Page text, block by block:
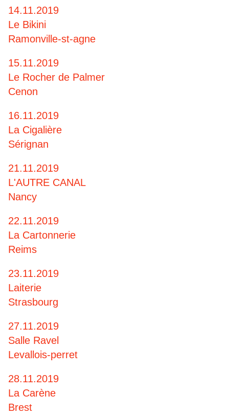
14.11.2019
Le Bikini
Ramonville-st-agne
15.11.2019
Le Rocher de Palmer
Cenon
16.11.2019
La Cigalière
Sérignan
21.11.2019
L'AUTRE CANAL
Nancy
22.11.2019
La Cartonnerie
Reims
23.11.2019
Laiterie
Strasbourg
27.11.2019
Salle Ravel
Levallois-perret
28.11.2019
La Carène
Brest